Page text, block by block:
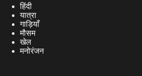
हिंदी
यात्रा
गाड़ियाँ
मौसम
खेल
मनोरंजन